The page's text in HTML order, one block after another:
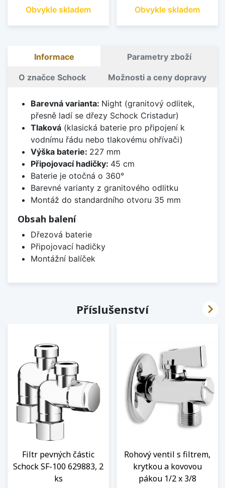
Obvykle skladem Obvykle skladem
Informace Parametry zboží
O značce Schock Možnosti a ceny dopravy
Barevná varianta: Night (granitový odlitek,
přesně ladí se dřezy Schock Cristadur)
Tlaková(klasická baterie pro připojení k
vodnímu řádu nebo tlakovému ohřívači)
Výška baterie: 227 mm
Připojovací hadičky: 45 cm
Baterie je otočná o 360°
Barevné varianty z granitového odlitku
Montáž do standardního otvoru 35 mm
Obsah balení
Dřezová baterie
Připojovací hadičky
Montážní balíček
Příslušenství
Filtr pevných částic
Schock SF-100 629883, 2
ks
Rohový ventil s filtrem,
krytkou a kovovou
pákou 1/2 x 3/8
